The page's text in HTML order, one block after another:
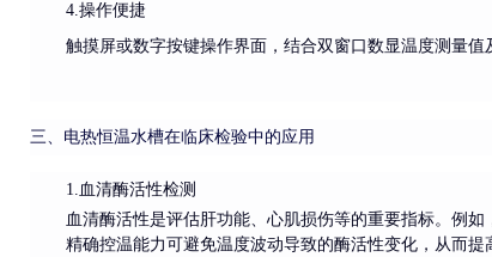
4.操作便捷
触摸屏或数字按键操作界面，结合双窗口数显温度测量
三、电热恒温水槽在临床检验中的应用
1.血清酶活性检测
血清酶活性是评估肝功能、心肌损伤等的重要指标。例
精确控温能力可避免温度波动导致的酶活性变化，从而提